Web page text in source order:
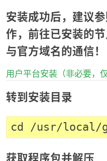
安装成功后，建议
作，前往已安装的
与官方域名的通信！
用户平台安装（非必要，
转到安装目录
获取程序包并解压